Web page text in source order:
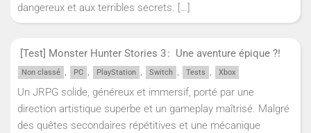
dangereux et aux terribles secrets. […]
[Test] Monster Hunter Stories 3 : Une aventure épique ?!
Non classé , PC , PlayStation , Switch , Tests , Xbox
Un JRPG solide, généreux et immersif, porté par une
direction artistique superbe et un gameplay maîtrisé. Malgré
des quêtes secondaires répétitives et une mécanique